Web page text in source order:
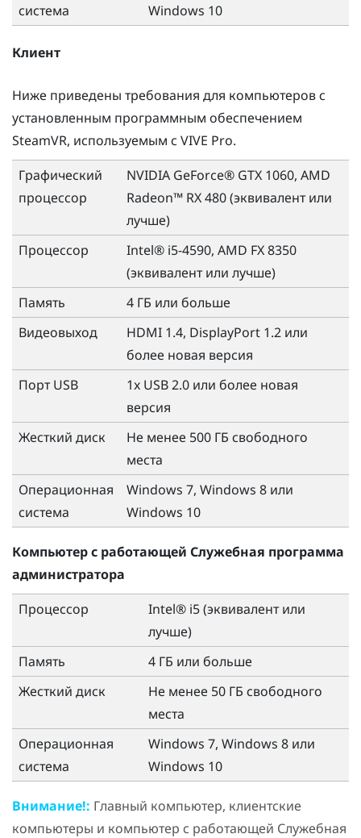
система
Windows 10
Клиент
Ниже приведены требования для компьютеров с
установленным программным обеспечением
SteamVR, используемым с VIVE Pro.
Графический
процессор
NVIDIA GeForce® GTX 1060, AMD
Radeon™ RX 480 (эквивалент или
лучше)
Процессор
Intel® i5-4590, AMD FX 8350
(эквивалент или лучше)
Память
4 ГБ или больше
Видеовыход
HDMI 1.4, DisplayPort 1.2 или
более новая версия
Порт USB
1x USB 2.0 или более новая
версия
Жесткий диск
Не менее 500 ГБ свободного
места
Операционная
система
Windows 7, Windows 8 или
Windows 10
Компьютер с работающей Служебная программа
администратора
Процессор
Intel® i5 (эквивалент или
лучше)
Память
4 ГБ или больше
Жесткий диск
Не менее 50 ГБ свободного
места
Операционная
система
Windows 7, Windows 8 или
Windows 10
Внимание!: Главный компьютер, клиентские
компьютеры и компьютер с работающей Служебная